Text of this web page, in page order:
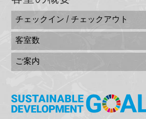
ヤー、お茶セット
アメニティ
フェイスタオル、バスタオル、歯ブ
パ、シャンプー、コンディショナー
棒、髭そり
チェックイン / チェックアウト
チェックイン 16：00より /
チェックアウト 10：00まで
※ご到着が18：00を過ぎる場合は必
19：30以降は夕食をご用意できない
客室数
156室
ご案内